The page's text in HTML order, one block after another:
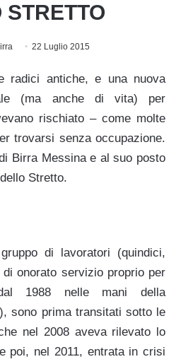
STRETTO
22 Luglio 2015
radici antiche, e una nuova
(ma anche di vita) per
rischiato – come molte
trovarsi senza occupazione.
Birra Messina e al suo posto
Stretto.
di lavoratori (quindici,
onorato servizio proprio per
1988 nelle mani della
sono prima transitati sotto le
nel 2008 aveva rilevato lo
poi, nel 2011, entrata in crisi